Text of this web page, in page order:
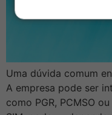
Uma dúvida comum
A empresa pode ser
como PGR, PCMSO